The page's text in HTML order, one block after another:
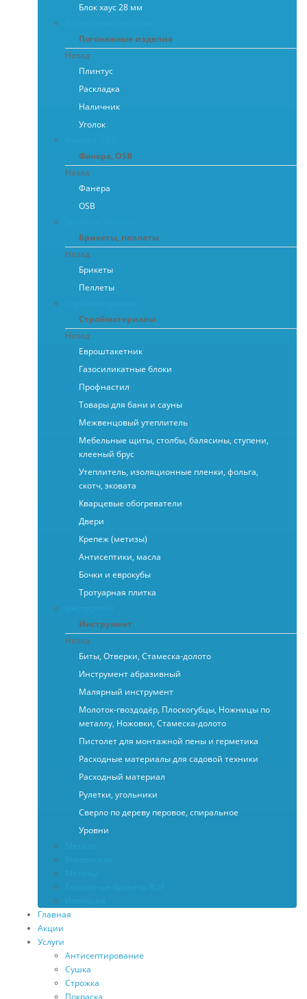
Блок хаус 28 мм
Погонажные изделия
Назад
Плинтус
Раскладка
Наличник
Уголок
Фанера, OSB
Назад
Фанера
OSB
Брикеты, пеллеты
Назад
Брикеты
Пеллеты
Стройматериалы
Назад
Евроштакетник
Газосиликатные блоки
Профнастил
Товары для бани и сауны
Межвенцовый утеплитель
Мебельные щиты, столбы, балясины, ступени,
клееный брус
Утеплитель, изоляционные пленки, фольга,
скотч, эковата
Кварцевые обогреватели
Двери
Крепеж (метизы)
Антисептики, масла
Бочки и еврокубы
Тротуарная плитка
Инструмент
Назад
Биты, Отверки, Стамеска-долото
Инструмент абразивный
Малярный инструмент
Молоток-гвоздодёр, Плоскогубцы, Ножницы по
металлу, Ножовки, Стамеска-долото
Пистолет для монтажной пены и герметика
Расходные материалы для садовой техники
Расходный материал
Рулетки, угольники
Сверло по дереву перовое, спиральное
Уровни
Главная
Акции
Услуги
Антисептирование
Сушка
Строжка
Покраска